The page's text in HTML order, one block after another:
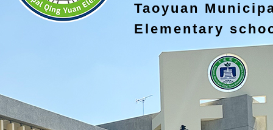
Taoyuan
Elementary